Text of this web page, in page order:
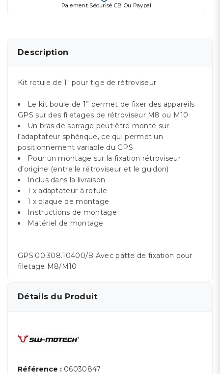
Paiement Sécurisé CB Ou Paypal
Description
Kit rotule de 1" pour tige de rétroviseur
Le kit boule de 1” permet de fixer des appareils
GPS sur des filetages de rétroviseur M8 ou M10
Un bras de serrage peut être monté sur
l’adaptateur sphérique, ce qui permet un
positionnement variable du GPS
Pour un montage sur la fixation rétroviseur
d’origine (entre le rétroviseur et le guidon)
Inclus dans la livraison
1 x adaptateur à rotule
1 x plaque de montage
Instructions de montage
Matériel de montage
GPS.00.308.10400/B Avec patte de fixation pour
filetage M8/M10
Détails du Produit
Référence : 06030847